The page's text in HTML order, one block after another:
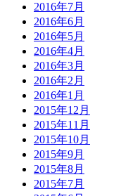
2016年7月
2016年6月
2016年5月
2016年4月
2016年3月
2016年2月
2016年1月
2015年12月
2015年11月
2015年10月
2015年9月
2015年8月
2015年7月